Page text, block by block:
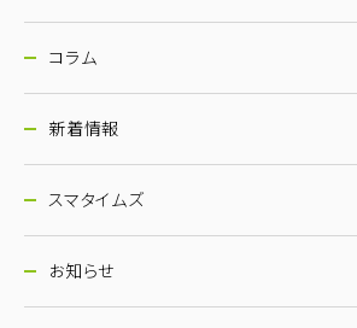
コラム
新着情報
スマタイムズ
お知らせ